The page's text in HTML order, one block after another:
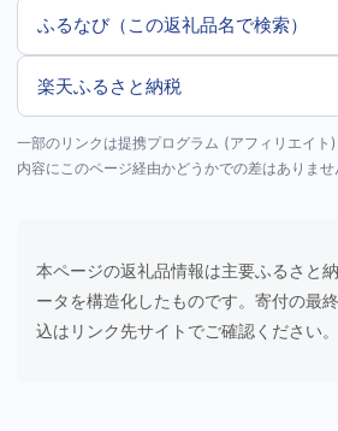
ふるなび（この返礼品名で検索）
楽天ふるさと納税
一部のリンクは提携プログラム (アフィリエイ
内容にこのページ経由かどうかでの差はありませ
本ページの返礼品情報は主要ふるさと
ータを構造化したものです。寄付の最
込はリンク先サイトでご確認ください。